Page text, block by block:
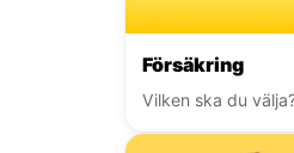
Försäkring
Vilken ska du